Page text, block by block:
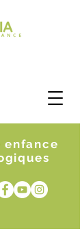
enfance